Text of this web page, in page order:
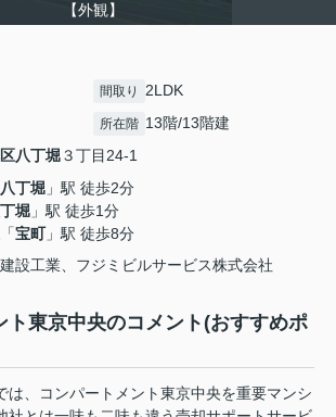
【外観】
間取り 2LDK
所在階 13階/13階建
八丁堀３丁目24-1
八丁堀 」駅 徒歩2分
堀 」駅 徒歩1分
「宝町」駅 徒歩8分
設工業、フジミビルサービス株式会社
ト東京中央のコメント(おすすめポ
は、コンパートメント東京中央を重要マンシ